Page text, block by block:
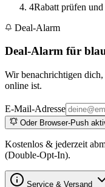
4Rabatt prüfen
Deal-Alarm
Deal-Alarm für
Wir benachrichtigen
online ist.
E-Mail-Adresse
Oder Browser-Push
Kostenlos & jederzeit
(Double-Opt-In).
Service & Versand